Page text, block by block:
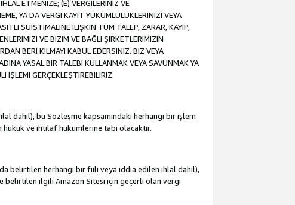
ETMENİZE; (E) VERGİLERİNİZ VE
YA DA VERGİ KAYIT YÜKÜMLÜLÜKLERİNİZİ VEYA
SUİSTİMALİNE İLİŞKİN TÜM TALEP, ZARAR, KAYIP,
VE BİZİM VE BAĞLI ŞİRKETLERİMİZİN
BERİ KILMAYI KABUL EDERSİNİZ. BİZ VEYA
YASAL BİR TALEBİ KULLANMAK VEYA SAVUNMAK YA
İŞLEMİ GERÇEKLEŞTİREBİLİRİZ.
dahil), bu Sözleşme kapsamındaki herhangi bir işlem
ve ihtilaf hükümlerine tabi olacaktır.
belirtilen herhangi bir fiili veya iddia edilen ihlal dahil),
belirtilen ilgili Amazon Sitesi için geçerli olan vergi